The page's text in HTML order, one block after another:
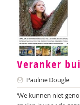
Veranker
Pauline Dougle
‘We kunnen niet